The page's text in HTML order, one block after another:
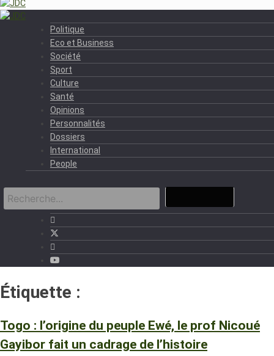
Politique
Eco et Business
Société
Sport
Culture
Santé
Opinions
Personnalités
Dossiers
International
People
Étiquette :
Togo : l’origine du peuple Ewé, le prof Nicoué
Gayibor fait un cadrage de l’histoire